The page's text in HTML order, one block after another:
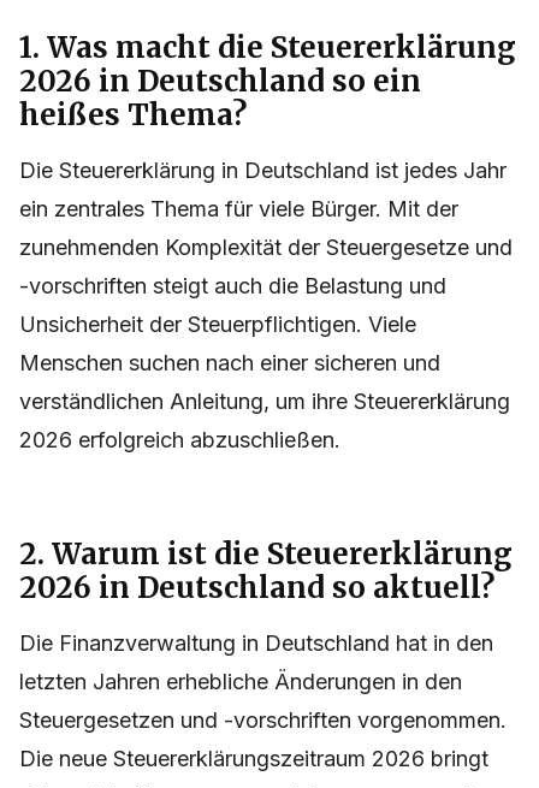
1. Was macht die Steuererklärung
2026 in Deutschland so ein
heißes Thema?
Die Steuererklärung in Deutschland ist jedes Jahr
ein zentrales Thema für viele Bürger. Mit der
zunehmenden Komplexität der Steuergesetze und
-vorschriften steigt auch die Belastung und
Unsicherheit der Steuerpflichtigen. Viele
Menschen suchen nach einer sicheren und
verständlichen Anleitung, um ihre Steuererklärung
2026 erfolgreich abzuschließen.
2. Warum ist die Steuererklärung
2026 in Deutschland so aktuell?
Die Finanzverwaltung in Deutschland hat in den
letzten Jahren erhebliche Änderungen in den
Steuergesetzen und -vorschriften vorgenommen.
Die neue Steuererklärungszeitraum 2026 bringt